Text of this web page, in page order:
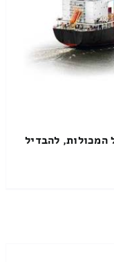
המכולות, להבדיל